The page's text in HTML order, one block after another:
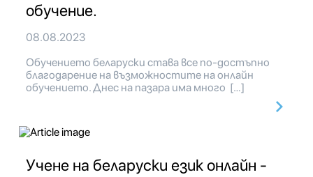
обучение.
08.08.2023
Обучението беларуски става все по-достъпно
благодарение на възможностите на онлайн
обучението. Днес на пазара има много […]
Учене на беларуски език онлайн -